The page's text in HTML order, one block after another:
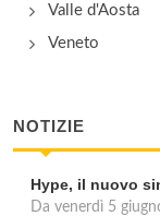
Valle d'Aosta
Veneto
NOTIZIE
Hype, il nuovo
Da venerdì 5